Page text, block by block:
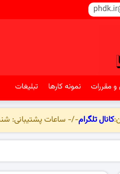
و مقررات نمونه کارها تبلیغات
کانال تلگرام-/- ساعات پشتیبانی: شنبه تا